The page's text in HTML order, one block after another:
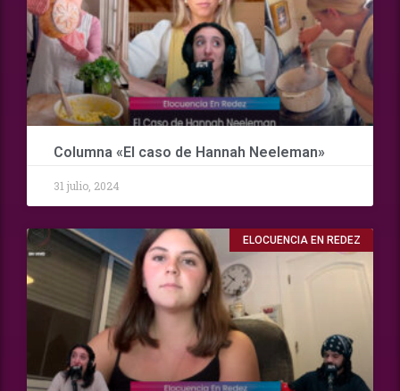
Columna «El caso de Hannah Neeleman»
31 julio, 2024
ELOCUENCIA EN REDEZ